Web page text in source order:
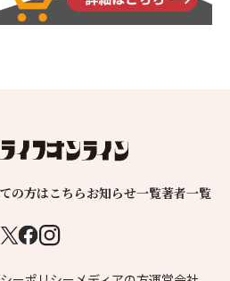
の方はこちらお知らせ一覧著者一覧